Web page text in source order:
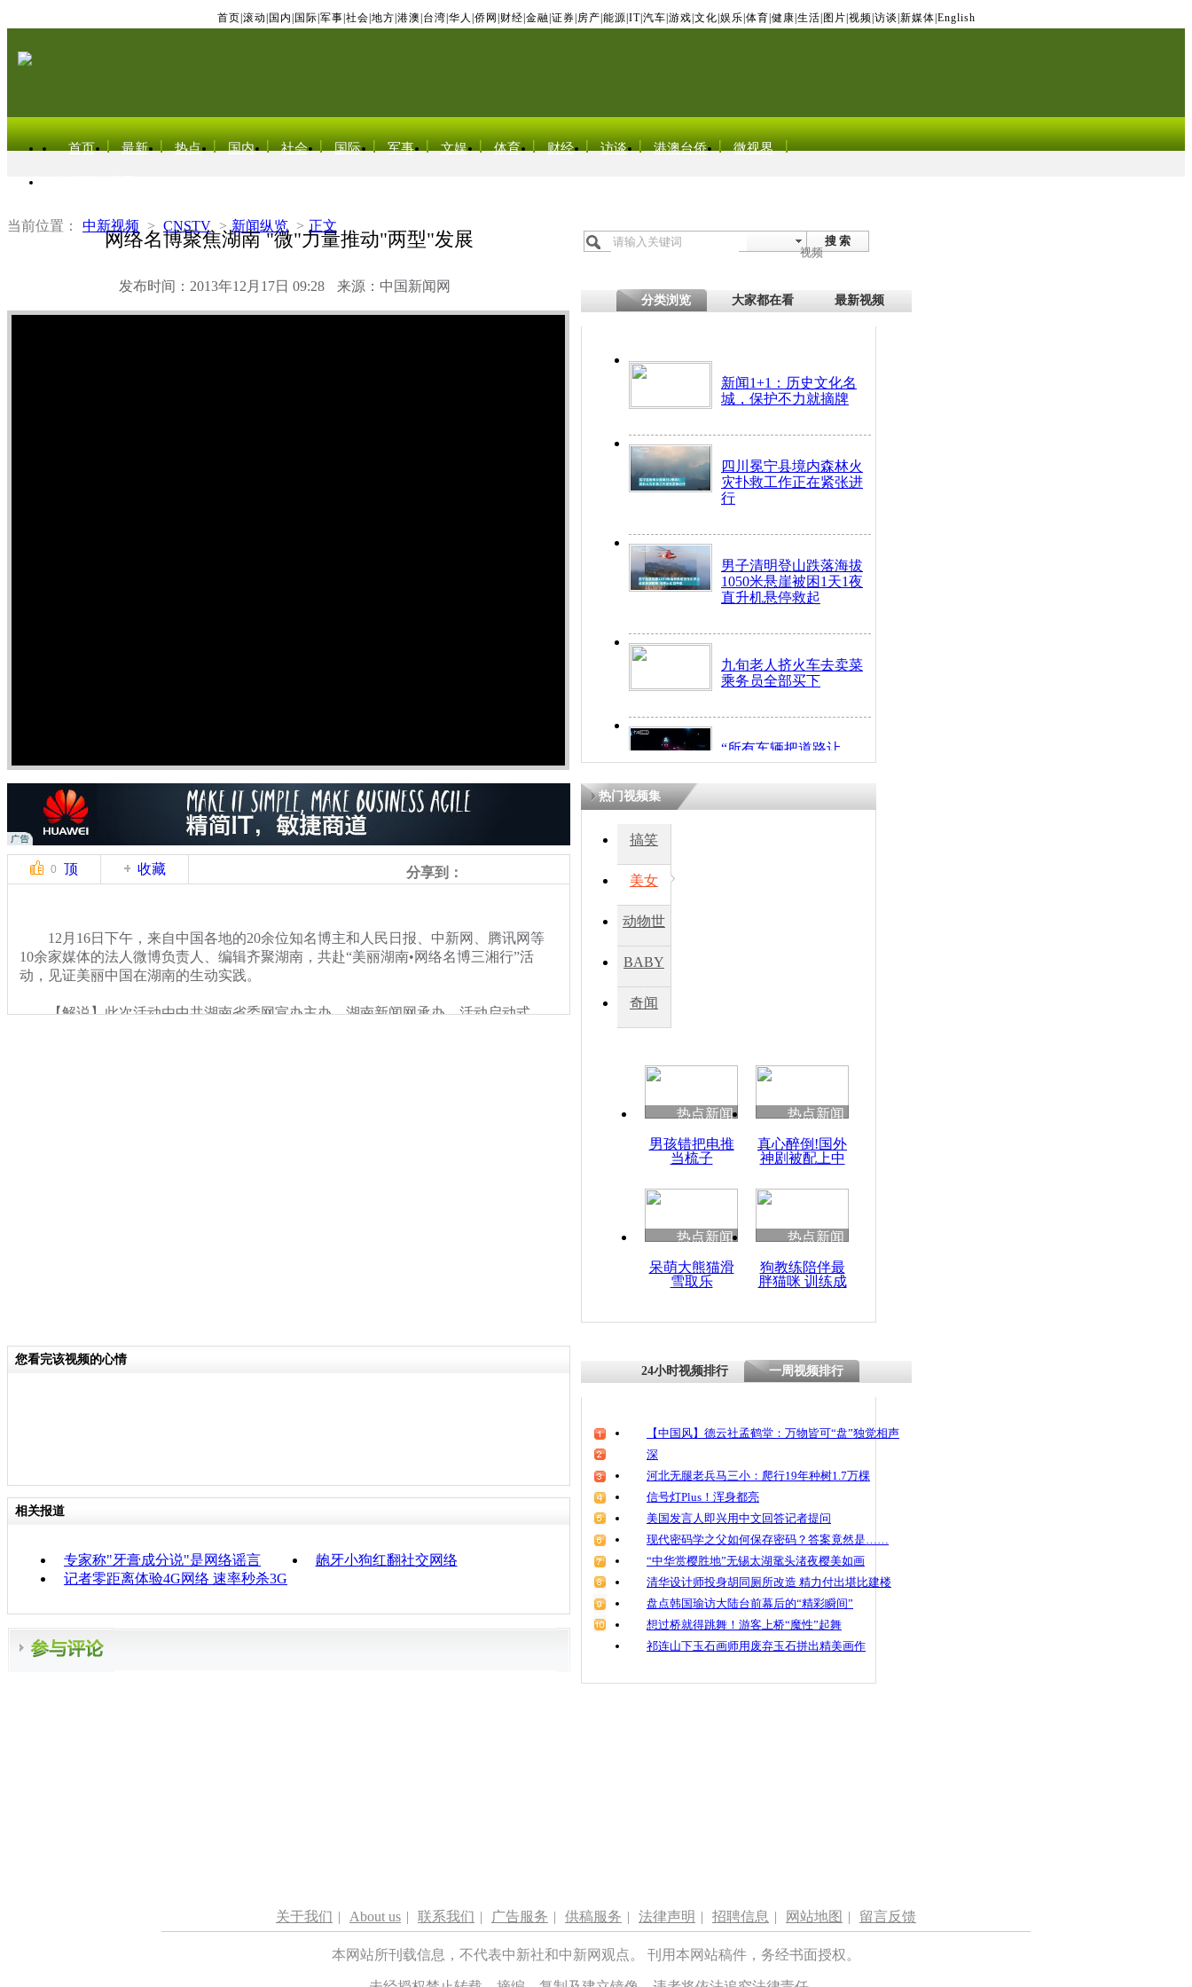
首页 滚动 国内 国际 军事 社会 地方 港澳 台湾 华人 侨网 财经 金融 证券 房产 能源 IT| 汽车 游戏 文化 娱乐 体育 健康 生活 图片 视频 访谈 新媒体 English
首页 最新 热点 国内 社会 国际 军事 文娱 体育 财经 访谈 港澳台侨 微视界
当前位置： 中新视频 > CNSTV > 新闻纵览 > 正文
网络名博聚焦湖南 "微"力量推动"两型"发展
发布时间：2013年12月17日 09:28 来源：中国新闻网
搜 索
视频
分类浏览 大家都在看 最新视频
新闻1+1：历史文化名
城，保护不力就摘牌
四川冕宁县境内森林火
灾扑救工作正在紧张进
行
男子清明登山跌落海拔
1050米悬崖被困1天1夜
直升机悬停救起
九旬老人挤火车去卖菜
乘务员全部买下
“所有车辆把道路让
开！”儿童突发疾病交
因
度苗族花山节
魂
0 顶 收藏 分享到：
12月16日下午，来自中国各地的20余位知名博主和人民日报、中新网、腾讯网等
10余家媒体的法人微博负责人、编辑齐聚湖南，共赴“美丽湖南•网络名博三湘行”活
动，见证美丽中国在湖南的生动实践。
【解说】此次活动由中共湖南省委网宣办主办、湖南新闻网承办。活动启动式
热门视频集
搞笑
美女
动物世
BABY
秀
奇闻
热点新闻
男孩错把电推
当梳子
热点新闻
真心醉倒!国外
神剧被配上中
热点新闻
呆萌大熊猫滑
雪取乐
热点新闻
狗教练陪伴最
胖猫咪 训练成
您看完该视频的心情
相关报道
专家称"牙膏成分说"是网络谣言
龅牙小狗红翻社交网络
记者零距离体验4G网络 速率秒杀3G
24小时视频排行 一周视频排行
【中国风】德云社孟鹤堂：万物皆可“盘”独觉相声
深
河北无腿老兵马三小：爬行19年种树1.7万棵
信号灯Plus！浑身都亮
美国发言人即兴用中文回答记者提问
现代密码学之父如何保存密码？答案竟然是……
“中华赏樱胜地”无锡太湖鼋头渚夜樱美如画
清华设计师投身胡同厕所改造 精力付出堪比建楼
盘点韩国瑜访大陆台前幕后的“精彩瞬间”
想过桥就得跳舞！游客上桥“魔性”起舞
祁连山下玉石画师用废弃玉石拼出精美画作
关于我们 | About us | 联系我们 | 广告服务 | 供稿服务 | 法律声明 | 招聘信息 | 网站地图 | 留言反馈
本网站所刊载信息，不代表中新社和中新网观点。 刊用本网站稿件，务经书面授权。